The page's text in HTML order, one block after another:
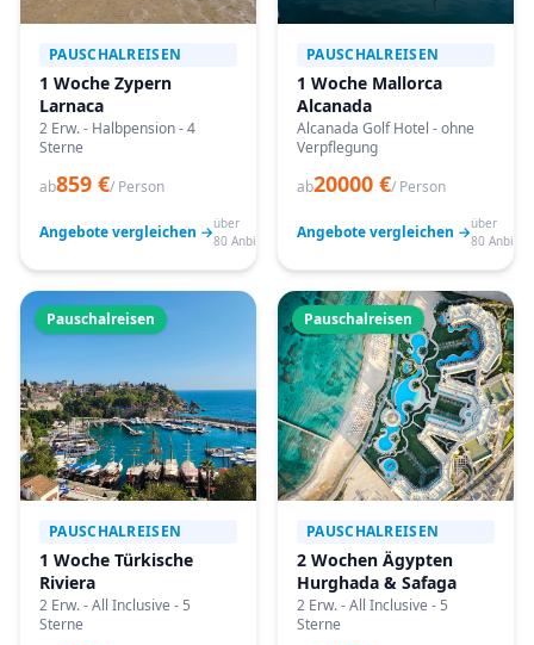
PAUSCHALREISEN
1 Woche Zypern
Larnaca
2 Erw. - Halbpension - 4
Sterne
ab859 €/ Person
Angebote vergleichen →über
80 Anbieter
PAUSCHALREISEN
1 Woche Mallorca
Alcanada
Alcanada Golf Hotel - ohne
Verpflegung
ab20000 €/ Person
Angebote vergleichen →über
80
Pauschalreisen
PAUSCHALREISEN
1 Woche Türkische
Riviera
2 Erw. - All Inclusive - 5
Sterne
Pauschalreisen
PAUSCHALREISEN
2 Wochen Ägypten
Hurghada & Safaga
2 Erw. - All Inclusive - 5
Sterne